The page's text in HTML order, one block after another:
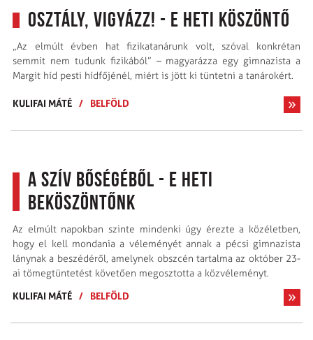
Osztály, vigyázz! - E heti köszöntő
„Az elmúlt évben hat fizikatanárunk volt, szóval konkrétan
semmit nem tudunk fizikából” – magyarázza egy gimnazista a
Margit híd pesti hídfőjénél, miért is jött ki tüntetni a tanárokért.
KULIFAI MÁTÉ / BELFÖLD
A szív bőségéből - E heti
beköszöntőnk
Az elmúlt napokban szinte mindenki úgy érezte a közéletben,
hogy el kell mondania a véleményét annak a pécsi gimnazista
lánynak a beszédéről, amelynek obszcén tartalma az október 23-
ai tömegtüntetést követően megosztotta a közvéleményt.
KULIFAI MÁTÉ / BELFÖLD